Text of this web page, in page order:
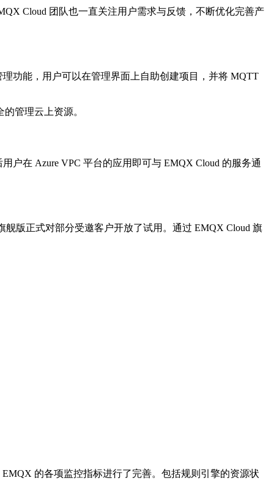
Cloud 团队也一直关注用户需求与反馈，不断优化完善产
功能，用户可以在管理界面上自助创建项目，并将 MQTT
管理云上资源。
户在 Azure VPC 平台的应用即可与 EMQX Cloud 的服务通
版正式对部分受邀客户开放了试用。通过 EMQX Cloud 旗
的各项监控指标进行了完善。包括规则引擎的资源状